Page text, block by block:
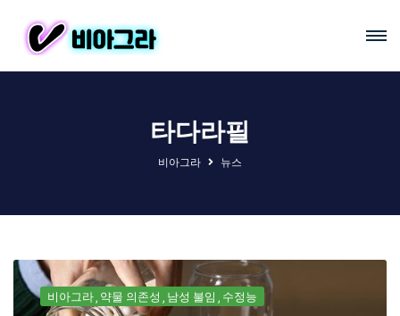
타다라필
비아그라 뉴스
비아그라 약물 의존성 남성 불임 수정능